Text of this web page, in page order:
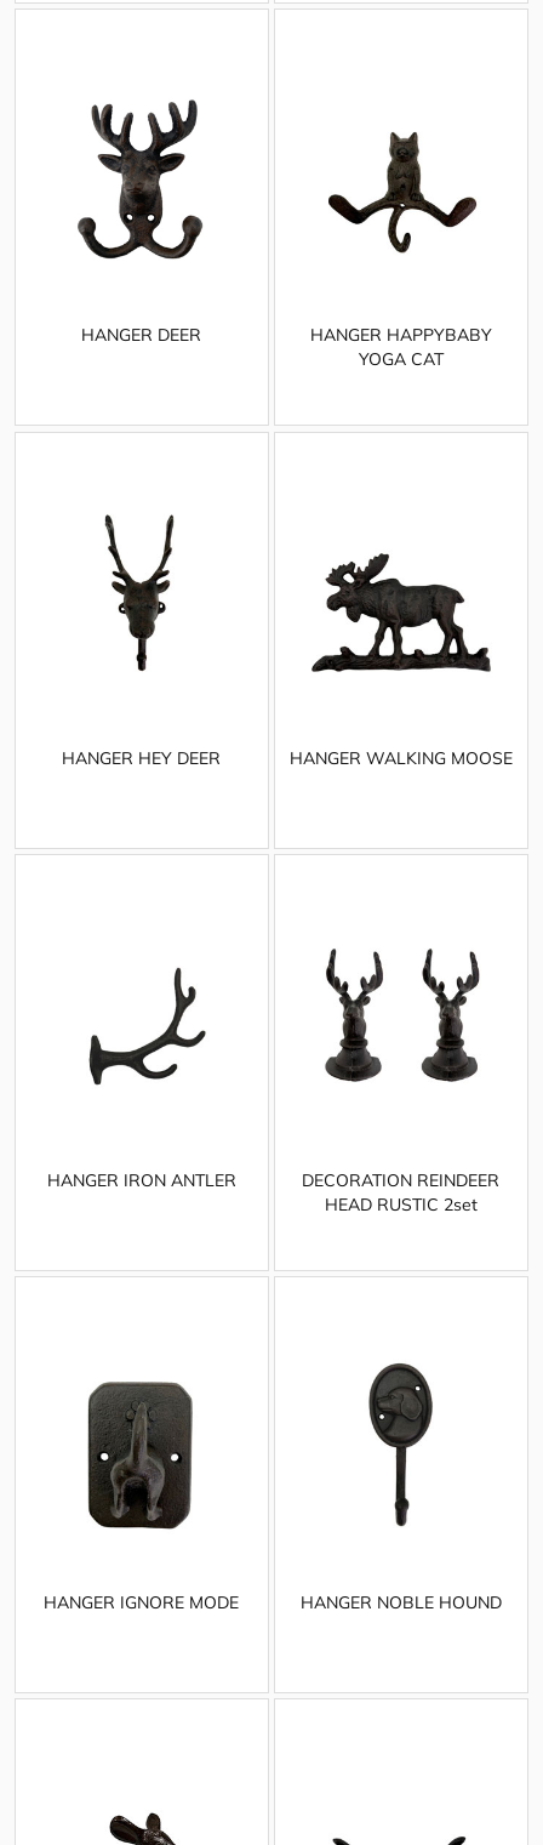
HANGER DEER
HANGER HAPPYBABY
YOGA CAT
HANGER HEY DEER HANGER WALKING MOOSE
HANGER IRON ANTLER
DECORATION REINDEER
HEAD RUSTIC 2set
HANGER IGNORE MODE HANGER NOBLE HOUND